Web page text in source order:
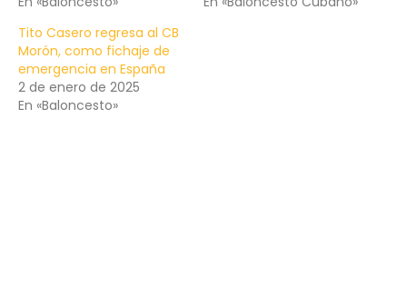
Tito Casero regresa al CB
Morón, como fichaje de
emergencia en España
2 de enero de 2025
En «Baloncesto»